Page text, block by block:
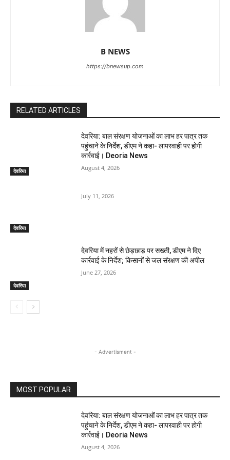
B NEWS
https://bnewsup.com
RELATED ARTICLES
देवरिया
देवरिया: बाल संरक्षण योजनाओं का लाभ हर पात्र तक
पहुंचाने के निर्देश, डीएम ने कहा- लापरवाही पर होगी
कार्रवाई। Deoria News
August 4, 2026
देवरिया
July 11, 2026
देवरिया
देवरिया में नहरों से छेड़छाड़ पर सख्ती, डीएम ने दिए
कार्रवाई के निर्देश; किसानों से जल संरक्षण की अपील
June 27, 2026
- Advertisment -
MOST POPULAR
देवरिया: बाल संरक्षण योजनाओं का लाभ हर पात्र तक
पहुंचाने के निर्देश, डीएम ने कहा- लापरवाही पर होगी
कार्रवाई। Deoria News
August 4, 2026